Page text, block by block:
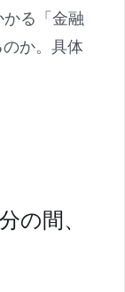
かる「金融
か。具体
の間、